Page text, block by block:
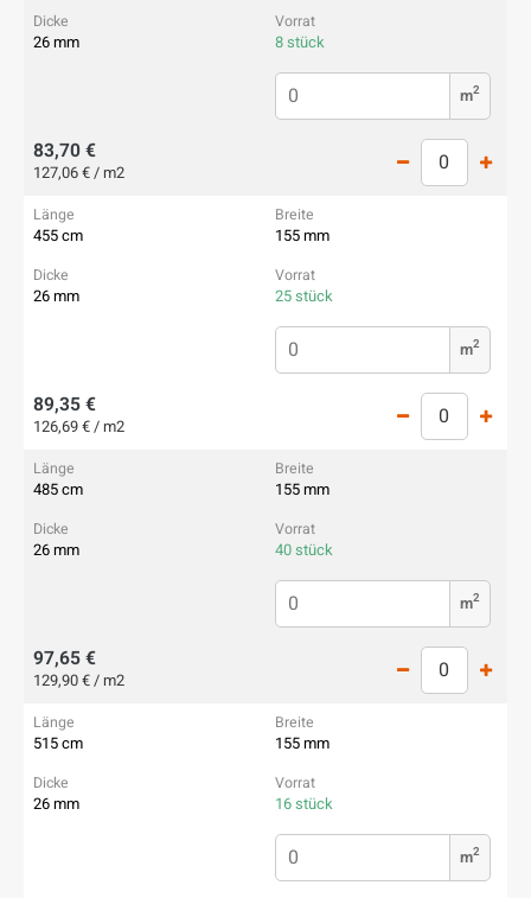
26 mm 8 stück
m2
83,70 €
127,06 € / m2
455 cm 155 mm
26 mm 25 stück
m2
89,35 €
126,69 € / m2
485 cm 155 mm
26 mm 40 stück
m2
97,65 €
129,90 € / m2
515 cm 155 mm
26 mm 16 stück
m2